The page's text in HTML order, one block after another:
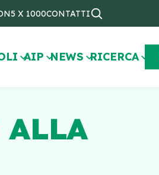
5 X 1000CONTATTI
AIP NEWS RICERCA